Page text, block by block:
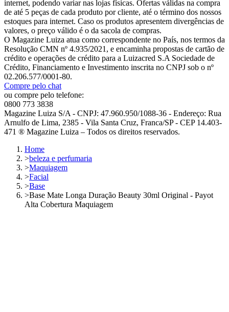
internet, podendo variar nas lojas físicas. Ofertas válidas na compra
de até 5 peças de cada produto por cliente, até o término dos nossos
estoques para internet. Caso os produtos apresentem divergências de
valores, o preço válido é o da sacola de compras.
O Magazine Luiza atua como correspondente no País, nos termos da
Resolução CMN nº 4.935/2021, e encaminha propostas de cartão de
crédito e operações de crédito para a Luizacred S.A Sociedade de
Crédito, Financiamento e Investimento inscrita no CNPJ sob o nº
02.206.577/0001-80.
Compre pelo chat
ou compre pelo telefone:
0800 773 3838
Magazine Luiza S/A - CNPJ: 47.960.950/1088-36 - Endereço: Rua
Arnulfo de Lima, 2385 - Vila Santa Cruz, Franca/SP - CEP 14.403-
471 ® Magazine Luiza – Todos os direitos reservados.
Home
>beleza e perfumaria
>Maquiagem
>Facial
>Base
>Base Mate Longa Duração Beauty 30ml Original - Payot
Alta Cobertura Maquiagem